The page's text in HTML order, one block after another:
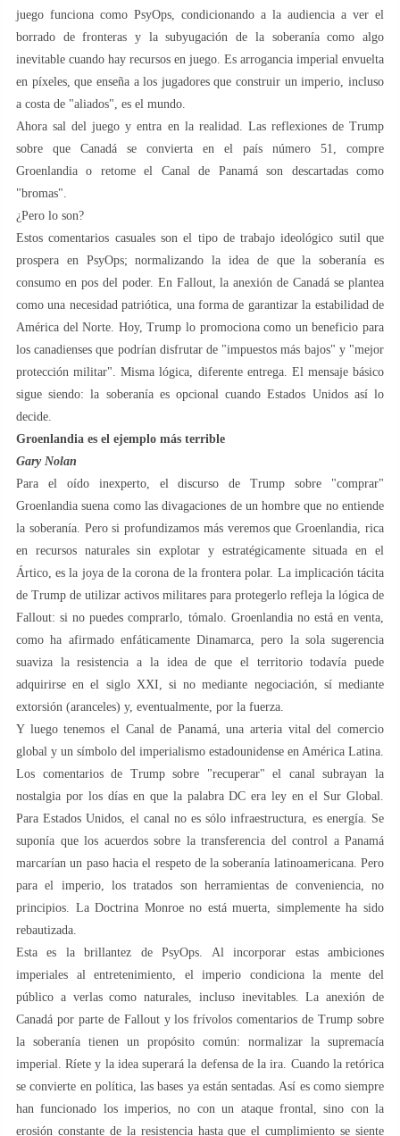
juego funciona como PsyOps, condicionando a la audiencia a ver el
borrado de fronteras y la subyugación de la soberanía como algo
inevitable cuando hay recursos en juego. Es arrogancia imperial envuelta
en píxeles, que enseña a los jugadores que construir un imperio, incluso
a costa de "aliados", es el mundo.
Ahora sal del juego y entra en la realidad. Las reflexiones de Trump
sobre que Canadá se convierta en el país número 51, compre
Groenlandia o retome el Canal de Panamá son descartadas como
"bromas".
¿Pero lo son?
Estos comentarios casuales son el tipo de trabajo ideológico sutil que
prospera en PsyOps; normalizando la idea de que la soberanía es
consumo en pos del poder. En Fallout, la anexión de Canadá se plantea
como una necesidad patriótica, una forma de garantizar la estabilidad de
América del Norte. Hoy, Trump lo promociona como un beneficio para
los canadienses que podrían disfrutar de "impuestos más bajos" y "mejor
protección militar". Misma lógica, diferente entrega. El mensaje básico
sigue siendo: la soberanía es opcional cuando Estados Unidos así lo
decide.
Groenlandia es el ejemplo más terrible
Gary Nolan
Para el oído inexperto, el discurso de Trump sobre "comprar"
Groenlandia suena como las divagaciones de un hombre que no entiende
la soberanía. Pero si profundizamos más veremos que Groenlandia, rica
en recursos naturales sin explotar y estratégicamente situada en el
Ártico, es la joya de la corona de la frontera polar. La implicación tácita
de Trump de utilizar activos militares para protegerlo refleja la lógica de
Fallout: si no puedes comprarlo, tómalo. Groenlandia no está en venta,
como ha afirmado enfáticamente Dinamarca, pero la sola sugerencia
suaviza la resistencia a la idea de que el territorio todavía puede
adquirirse en el siglo XXI, si no mediante negociación, sí mediante
extorsión (aranceles) y, eventualmente, por la fuerza.
Y luego tenemos el Canal de Panamá, una arteria vital del comercio
global y un símbolo del imperialismo estadounidense en América Latina.
Los comentarios de Trump sobre "recuperar" el canal subrayan la
nostalgia por los días en que la palabra DC era ley en el Sur Global.
Para Estados Unidos, el canal no es sólo infraestructura, es energía. Se
suponía que los acuerdos sobre la transferencia del control a Panamá
marcarían un paso hacia el respeto de la soberanía latinoamericana. Pero
para el imperio, los tratados son herramientas de conveniencia, no
principios. La Doctrina Monroe no está muerta, simplemente ha sido
rebautizada.
Esta es la brillantez de PsyOps. Al incorporar estas ambiciones
imperiales al entretenimiento, el imperio condiciona la mente del
público a verlas como naturales, incluso inevitables. La anexión de
Canadá por parte de Fallout y los frívolos comentarios de Trump sobre
la soberanía tienen un propósito común: normalizar la supremacía
imperial. Ríete y la idea superará la defensa de la ira. Cuando la retórica
se convierte en política, las bases ya están sentadas. Así es como siempre
han funcionado los imperios, no con un ataque frontal, sino con la
erosión constante de la resistencia hasta que el cumplimiento se siente